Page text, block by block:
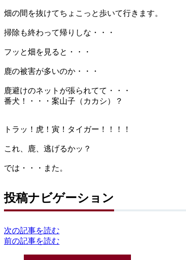
畑の間を抜けてちょこっと歩いて行きます。
掃除も終わって帰りしな・・・
フッと畑を見ると・・・
鹿の被害が多いのか・・・
鹿避けのネットが張られてて・・・
番犬！・・・案山子（カカシ）？
トラッ！虎！寅！タイガー！！！！
これ、鹿、逃げるかッ？
では・・・また。
投稿ナビゲーション
次の記事を読む
前の記事を読む